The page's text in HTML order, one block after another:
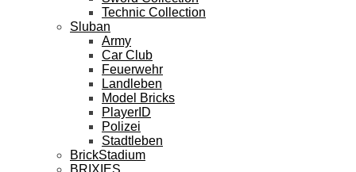
Technic Collection
Sluban
Army
Car Club
Feuerwehr
Landleben
Model Bricks
PlayerID
Polizei
Stadtleben
BrickStadium